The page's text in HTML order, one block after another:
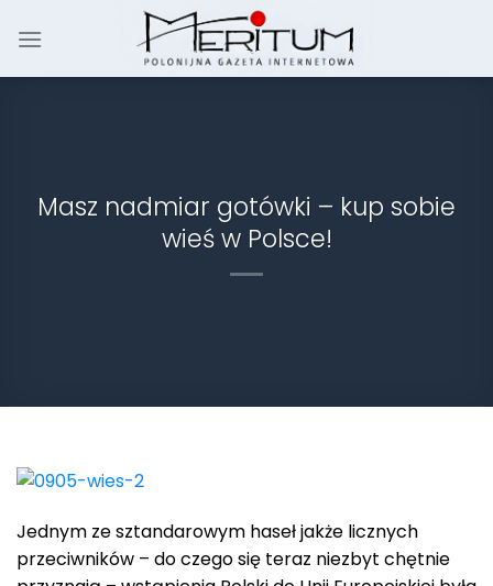
Masz nadmiar gotówki – kup sobie
wieś w Polsce!
Jednym ze sztandarowym haseł jakże licznych
przeciwników – do czego się teraz niezbyt chętnie